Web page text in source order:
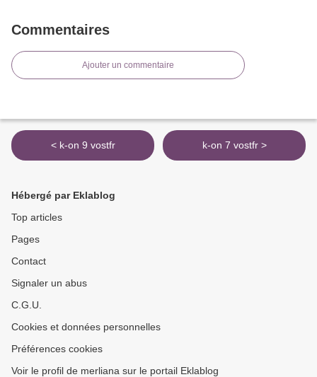
Commentaires
Ajouter un commentaire
< k-on 9 vostfr k-on 7 vostfr >
Hébergé par Eklablog
Top articles
Pages
Contact
Signaler un abus
C.G.U.
Cookies et données personnelles
Préférences cookies
Voir le profil de merliana sur le portail Eklablog